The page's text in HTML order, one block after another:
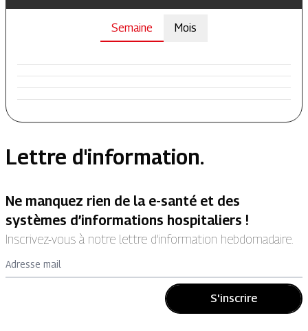
Semaine Mois
Lettre d'information.
Ne manquez rien de la e-santé et des
systèmes d’informations hospitaliers !
Inscrivez-vous à notre lettre d’information hebdomadaire.
Adresse mail
S'inscrire